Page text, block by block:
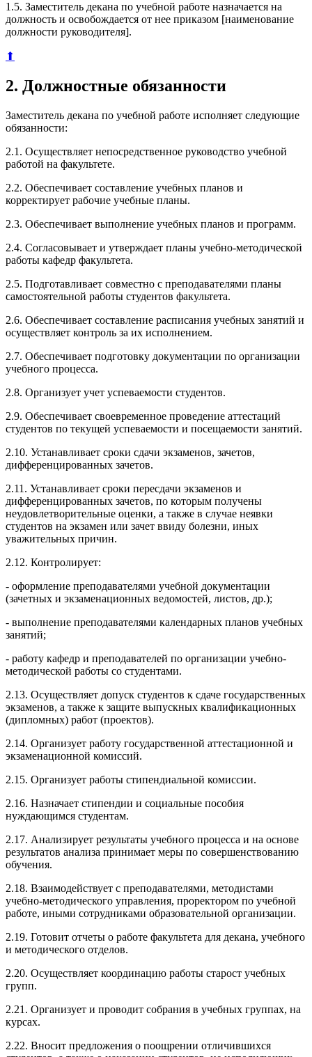
1.5. Заместитель декана по учебной работе назначается на
должность и освобождается от нее приказом [наименование
должности руководителя].
⬆
2. Должностные обязанности
Заместитель декана по учебной работе исполняет следующие
обязанности:
2.1. Осуществляет непосредственное руководство учебной
работой на факультете.
2.2. Обеспечивает составление учебных планов и
корректирует рабочие учебные планы.
2.3. Обеспечивает выполнение учебных планов и программ.
2.4. Согласовывает и утверждает планы учебно-методической
работы кафедр факультета.
2.5. Подготавливает совместно с преподавателями планы
самостоятельной работы студентов факультета.
2.6. Обеспечивает составление расписания учебных занятий и
осуществляет контроль за их исполнением.
2.7. Обеспечивает подготовку документации по организации
учебного процесса.
2.8. Организует учет успеваемости студентов.
2.9. Обеспечивает своевременное проведение аттестаций
студентов по текущей успеваемости и посещаемости занятий.
2.10. Устанавливает сроки сдачи экзаменов, зачетов,
дифференцированных зачетов.
2.11. Устанавливает сроки пересдачи экзаменов и
дифференцированных зачетов, по которым получены
неудовлетворительные оценки, а также в случае неявки
студентов на экзамен или зачет ввиду болезни, иных
уважительных причин.
2.12. Контролирует:
- оформление преподавателями учебной документации
(зачетных и экзаменационных ведомостей, листов, др.);
- выполнение преподавателями календарных планов учебных
занятий;
- работу кафедр и преподавателей по организации учебно-
методической работы со студентами.
2.13. Осуществляет допуск студентов к сдаче государственных
экзаменов, а также к защите выпускных квалификационных
(дипломных) работ (проектов).
2.14. Организует работу государственной аттестационной и
экзаменационной комиссий.
2.15. Организует работы стипендиальной комиссии.
2.16. Назначает стипендии и социальные пособия
нуждающимся студентам.
2.17. Анализирует результаты учебного процесса и на основе
результатов анализа принимает меры по совершенствованию
обучения.
2.18. Взаимодействует с преподавателями, методистами
учебно-методического управления, проректором по учебной
работе, иными сотрудниками образовательной организации.
2.19. Готовит отчеты о работе факультета для декана, учебного
и методического отделов.
2.20. Осуществляет координацию работы старост учебных
групп.
2.21. Организует и проводит собрания в учебных группах, на
курсах.
2.22. Вносит предложения о поощрении отличившихся